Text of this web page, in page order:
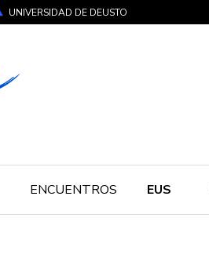
UNIVERSIDAD DE DEUSTO
ENCUENTROS EUS